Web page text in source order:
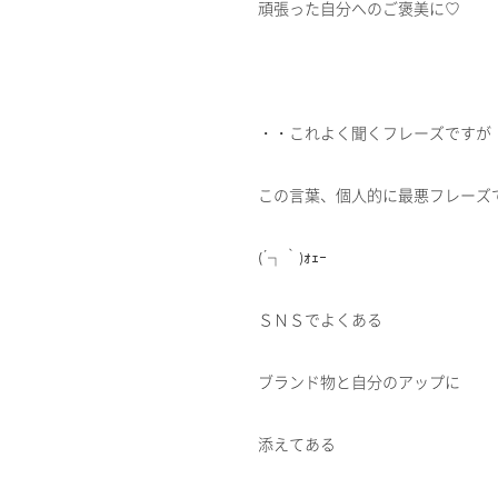
頑張った自分へのご褒美に♡
・・これよく聞くフレーズですが
この言葉、個人的に最悪フレーズ
(´┐｀)ｫｪｰ
ＳＮＳでよくある
ブランド物と自分のアップに
添えてある